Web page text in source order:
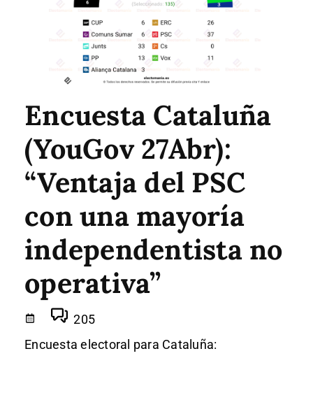
Encuesta Cataluña
(YouGov 27Abr):
“Ventaja del PSC
con una mayoría
independentista no
operativa”
205
Encuesta electoral para Cataluña: